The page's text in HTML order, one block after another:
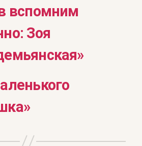
вспомним
Зоя